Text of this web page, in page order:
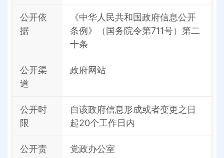
公开依
据
《中华人民共和国政府信息公开
条例》（国务院令第711号）第二
十条
公开渠
道
政府网站
公开时
限
自该政府信息形成或者变更之日
起20个工作日内
公开责
党政办公室